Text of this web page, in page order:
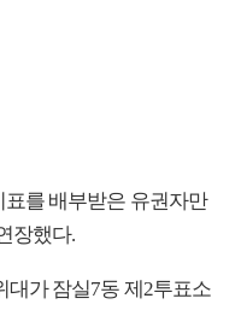
를 배부받은 유권자만
장했다.
대가 잠실7동 제2투표소